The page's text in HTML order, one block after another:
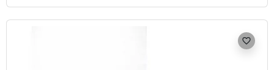
favorite_border